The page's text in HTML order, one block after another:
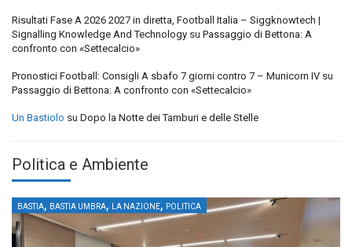
Risultati Fase A 2026 2027 in diretta, Football Italia – Siggknowtech |
Signalling Knowledge And Technology su Passaggio di Bettona: A
confronto con «Settecalcio»
Pronostici Football: Consigli A sbafo 7 giorni contro 7 – Municorn IV su
Passaggio di Bettona: A confronto con «Settecalcio»
Un Bastiolo su Dopo la Notte dei Tamburi e delle Stelle
Politica e Ambiente
BASTIA, BASTIA UMBRA, LA NAZIONE, POLITICA